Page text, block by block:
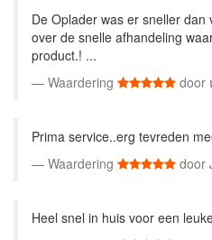
De Oplader was er sneller
over de snelle afhandeling
product.! ...
Waardering
door
Prima service..erg tevreden
Waardering
door
Heel snel in huis voor een